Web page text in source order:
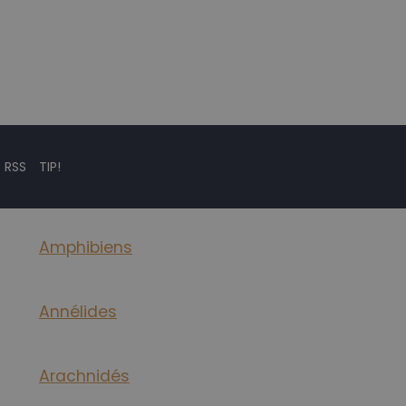
RSS TIP!
Amphibiens
Annélides
Arachnidés